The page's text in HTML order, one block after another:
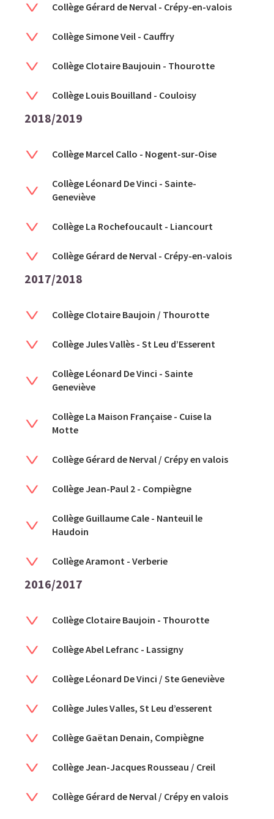
Collège Gérard de Nerval - Crépy-en-valois
Collège Simone Veil - Cauffry
Collège Clotaire Baujouin - Thourotte
Collège Louis Bouilland - Couloisy
2018/2019
Collège Marcel Callo - Nogent-sur-Oise
Collège Léonard De Vinci - Sainte-
Geneviève
Collège La Rochefoucault - Liancourt
Collège Gérard de Nerval - Crépy-en-valois
2017/2018
Collège Clotaire Baujoin / Thourotte
Collège Jules Vallès - St Leu d’Esserent
Collège Léonard De Vinci - Sainte
Geneviève
Collège La Maison Française - Cuise la
Motte
Collège Gérard de Nerval / Crépy en valois
Collège Jean-Paul 2 - Compiègne
Collège Guillaume Cale - Nanteuil le
Haudoin
Collège Aramont - Verberie
2016/2017
Collège Clotaire Baujoin - Thourotte
Collège Abel Lefranc - Lassigny
Collège Léonard De Vinci / Ste Geneviève
Collège Jules Valles, St Leu d’esserent
Collège Gaëtan Denain, Compiègne
Collège Jean-Jacques Rousseau / Creil
Collège Gérard de Nerval / Crépy en valois